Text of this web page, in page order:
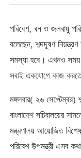
পরিবেশ, বন ও জলবায়ু
বলেছেন, শব্দদূষণ
সমস্যা হবে। এখনও সময়
সবাই একযোগে কাজ করতে
মঙ্গলবার( ২৬ সেপ্টেম্বর)
বাংলাদেশ সচিবালয়ের
মন্ত্রণালয় আয়োজিত বিশেষ
পরিবেশ উপমন্ত্রী এসব